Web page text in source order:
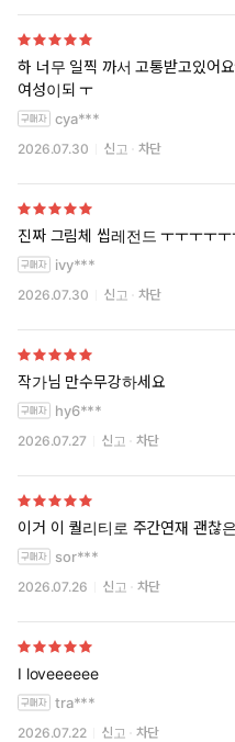
하 너무 일찍 까서 고통받고있어
여성이되 ㅜ
cya***
2026.07.30 신고 차단
진짜 그림체 씹레전드 ㅜㅜㅜㅜ
ivy***
2026.07.30 신고 차단
작가님 만수무강하세요
hy6***
2026.07.27 신고 차단
이거 이 퀄리티로 주간연재 괜찮
sor***
2026.07.26 신고 차단
I loveeeeee
tra***
2026.07.22 신고 차단